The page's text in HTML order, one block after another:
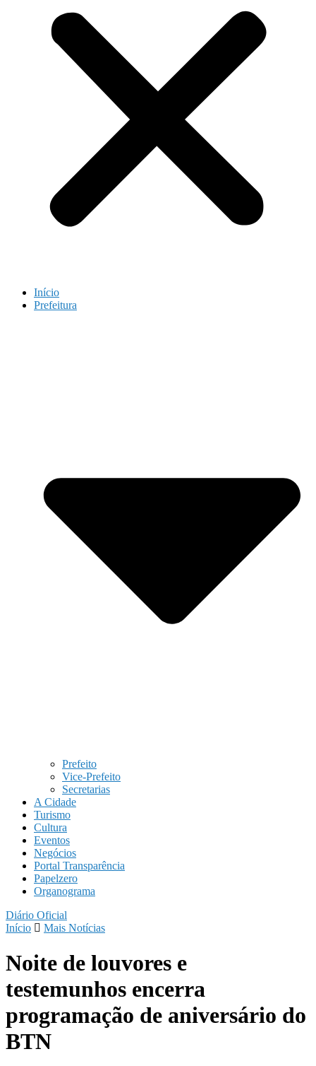
Início
Prefeitura
Prefeito
Vice-Prefeito
Secretarias
A Cidade
Turismo
Cultura
Eventos
Negócios
Portal Transparência
Papelzero
Organograma
Diário Oficial
Início
Mais Notícias
Noite de louvores e
testemunhos encerra
programação de aniversário do
BTN